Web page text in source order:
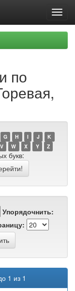
по
G H I J
K
V W X Y Z
букв:
Упорядочнить:
1 из 1